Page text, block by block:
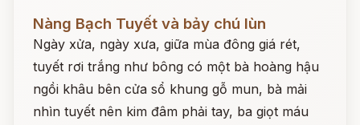
Nàng Bạch Tuyết và bảy chú lùn
Ngày xửa, ngày xưa, giữa mùa đông giá rét,
tuyết rơi trắng như bông có một bà hoàng hậu
ngồi khâu bên cửa sổ khung gỗ mun, bà mải
nhìn tuyết nên kim đâm phải tay, ba giọt máu